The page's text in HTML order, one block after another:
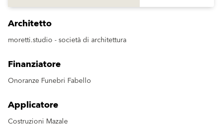
Architetto
moretti.studio - società di architettura
Finanziatore
Onoranze Funebri Fabello
Applicatore
Costruzioni Mazale